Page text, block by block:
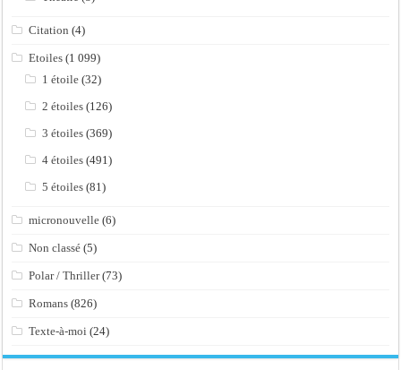
Citation (4)
Etoiles (1 099)
1 étoile (32)
2 étoiles (126)
3 étoiles (369)
4 étoiles (491)
5 étoiles (81)
micronouvelle (6)
Non classé (5)
Polar / Thriller(73)
Romans (826)
Texte-à-moi (24)